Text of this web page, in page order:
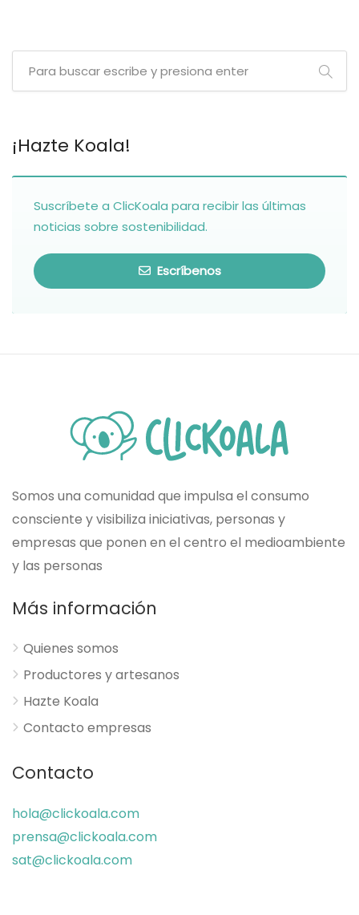
¡Hazte Koala!
Suscríbete a ClicKoala para recibir las últimas
noticias sobre sostenibilidad.
Escríbenos
Somos una comunidad que impulsa el consumo
consciente y visibiliza iniciativas, personas y
empresas que ponen en el centro el medioambiente
y las personas
Más información
Quienes somos
Productores y artesanos
Hazte Koala
Contacto empresas
Contacto
hola@clickoala.com
prensa@clickoala.com
sat@clickoala.com